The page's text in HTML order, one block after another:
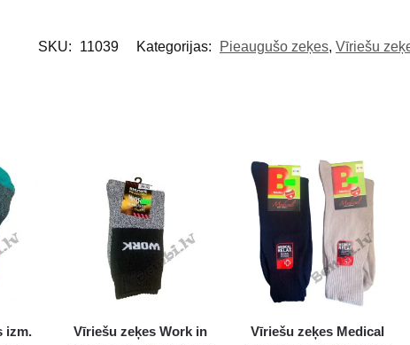
SKU: 11039 Kategorijas: Pieaugušo zeķes, Vīriešu
izm.
Vīriešu zeķes Work in
Vīriešu zeķes Medical